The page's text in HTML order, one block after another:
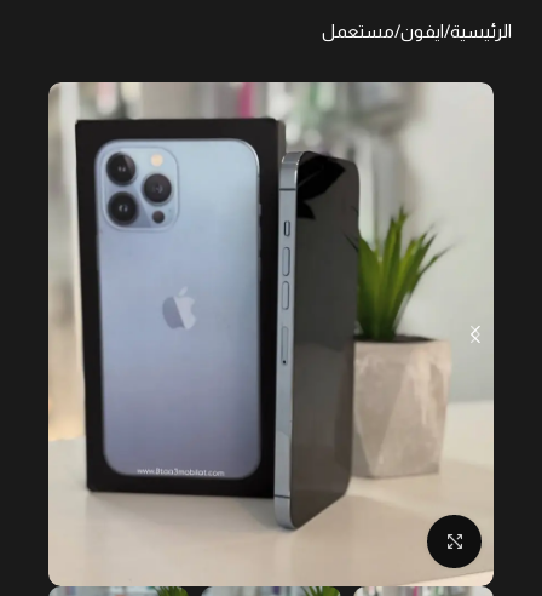
الرئيسية/ايفون/مستعمل
Click to enlarge